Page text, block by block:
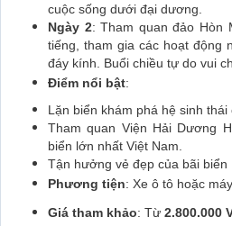
cuộc sống dưới đại dương.
Ngày 2: Tham quan đảo Hòn
tiếng, tham gia các hoạt động
đáy kính. Buổi chiều tự do vui
Điểm nổi bật:
Lặn biển khám phá hệ sinh thái
Tham quan Viện Hải Dương
biển lớn nhất Việt Nam.
Tận hưởng vẻ đẹp của bãi biển
Phương tiện: Xe ô tô hoặc
Giá tham khảo: Từ 2.800.000